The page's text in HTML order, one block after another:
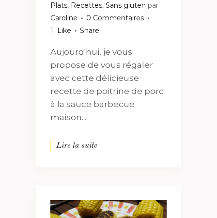
Plats, Recettes, Sans gluten par
Caroline
0 Commentaires
1
Like Share
Aujourd'hui, je vous
propose de vous régaler
avec cette délicieuse
recette de poitrine de porc
à la sauce barbecue
maison....
Lire la suite